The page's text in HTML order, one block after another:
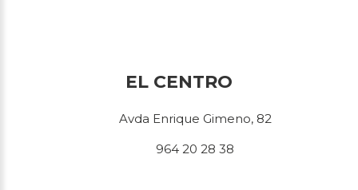
EL CENTRO
Avda Enrique Gimeno, 82
964 20 28 38